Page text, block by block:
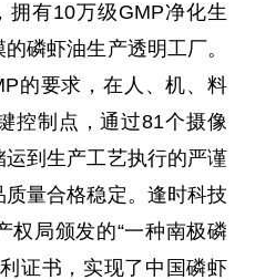
拥有10万级GMP净化生
磷虾油生产透明工厂。
的要求，在人、机、料
控制点，通过81个摄像
到生产工艺执行的严谨
质量合格稳定。逢时科技
权局颁发的“一种南极磷
证书，实现了 中国磷虾